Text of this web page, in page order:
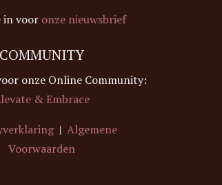
in voor onze nieuwsbrief
COMMUNITY
onze Online Community:
& Embrace
|Algemene
Voorwaarden